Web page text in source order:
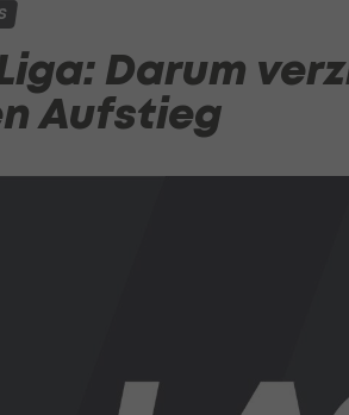
Darum
Aufstieg